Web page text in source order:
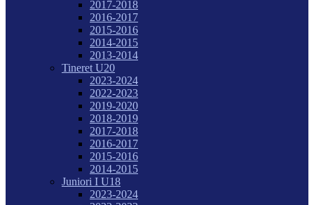
2017-2018
2016-2017
2015-2016
2014-2015
2013-2014
Tineret U20
2023-2024
2022-2023
2019-2020
2018-2019
2017-2018
2016-2017
2015-2016
2014-2015
Juniori I U18
2023-2024